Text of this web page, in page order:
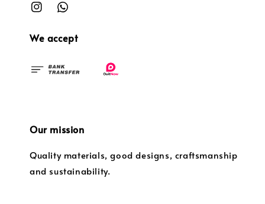
We accept
Our mission
Quality materials, good designs, craftsmanship
and sustainability.